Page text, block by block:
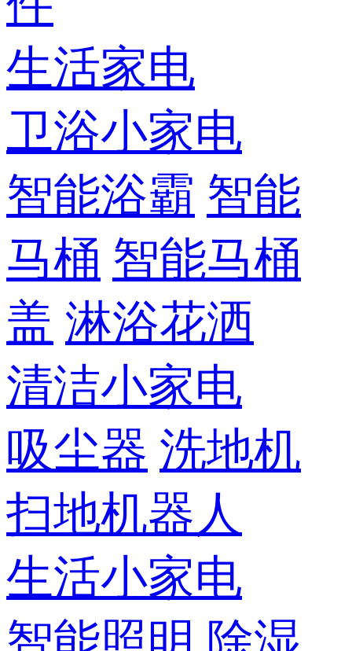
生活家电
卫浴小家电
智能浴霸 智能
马桶 智能马桶
盖 淋浴花洒
清洁小家电
吸尘器 洗地机
扫地机器人
生活小家电